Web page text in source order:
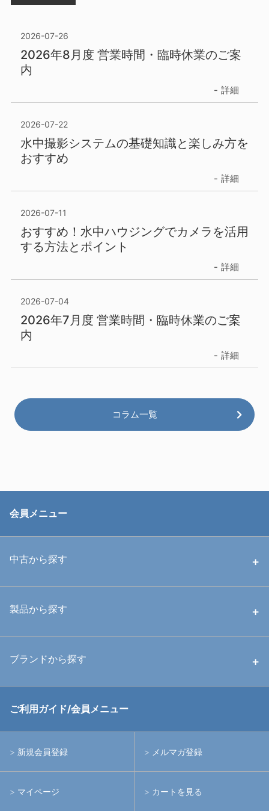
2026-07-26
2026年8月度 営業時間・臨時休業のご案
内
詳細
2026-07-22
水中撮影システムの基礎知識と楽しみ方を
おすすめ
詳細
2026-07-11
おすすめ！水中ハウジングでカメラを活用
する方法とポイント
詳細
2026-07-04
2026年7月度 営業時間・臨時休業のご案
内
詳細
コラム一覧
会員メニュー
中古から探す
中古ハウジング
中古アームシステム
製品から探す
ハウジング
ライト
アームシステム
ブランドから探す
RGBlue
イノン
ご利用ガイド/会員メニュー
新規会員登録 メルマガ登録
マイページ カートを見る